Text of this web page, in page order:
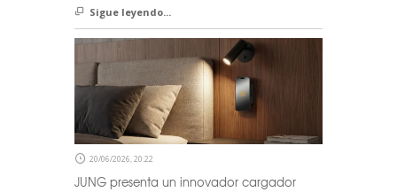
Sigue leyendo...
20/06/2026, 20:22
JUNG presenta un innovador cargador